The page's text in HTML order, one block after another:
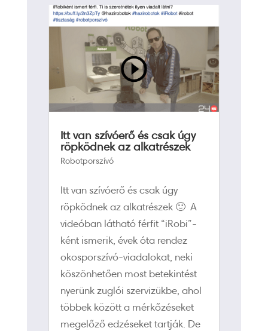
Itt van szívóerő és csak úgy
röpködnek az alkatrészek
Robotporszívó
Itt van szívóerő és csak úgy
röpködnek az alkatrészek 🙂 A
videóban látható férfit “iRobi”-
ként ismerik, évek óta rendez
okosporszívó-viadalokat, neki
köszönhetően most betekintést
nyerünk zuglói szervizükbe, ahol
többek között a mérkőzéseket
megelőző edzéseket tartják. De